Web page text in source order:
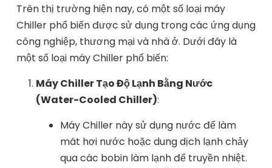
Trên thị trường hiện nay, có một số loại máy
Chiller phổ biến được sử dụng trong các ứng dụng
công nghiệp, thương mại và nhà ở. Dưới đây là
một số loại máy Chiller phổ biến:
Máy Chiller Tạo Độ Lạnh Bằng Nước
(Water-Cooled Chiller):
Máy Chiller này sử dụng nước để làm
mát hơi nước hoặc dung dịch lạnh chảy
qua các bobin làm lạnh để truyền nhiệt.